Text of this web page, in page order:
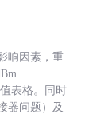
响因素，重
表格。同时
器问题）及